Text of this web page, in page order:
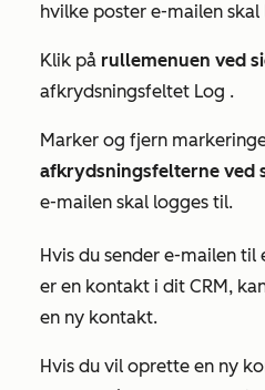
hvilke poster e-mailen
Klik på rullemenuen ved
afkrydsningsfeltet Log .
Marker og fjern
afkrydsningsfelterne ved
e-mailen skal logges til.
Hvis du sender e-mailen
er en kontakt i dit CRM,
en ny kontakt.
Hvis du vil oprette en ny